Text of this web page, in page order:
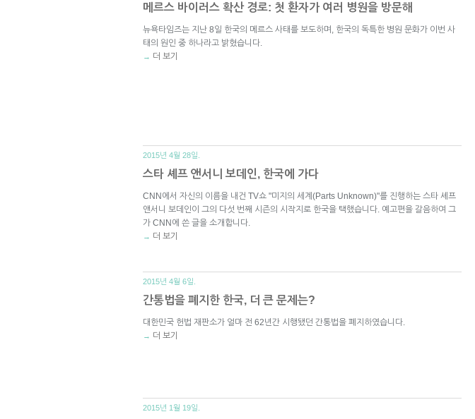
메르스 바이러스 확산 경로: 첫 환자가 여러 병원을 방문해
뉴욕타임즈는 지난 8일 한국의 메르스 사태를 보도하며, 한국의 독특한 병원 문화가 이번 사
태의 원인 중 하나라고 밝혔습니다.
→ 더 보기
2015년 4월 28일.
스타 셰프 앤서니 보데인, 한국에 가다
CNN에서 자신의 이름을 내건 TV쇼 "미지의 세계(Parts Unknown)"를 진행하는 스타 셰프
앤서니 보데인이 그의 다섯 번째 시즌의 시작지로 한국을 택했습니다. 예고편을 갈음하여 그
가 CNN에 쓴 글을 소개합니다.
→ 더 보기
2015년 4월 6일.
간통법을 폐지한 한국, 더 큰 문제는?
대한민국 헌법 재판소가 얼마 전 62년간 시행됐던 간통법을 폐지하였습니다.
→ 더 보기
2015년 1월 19일.